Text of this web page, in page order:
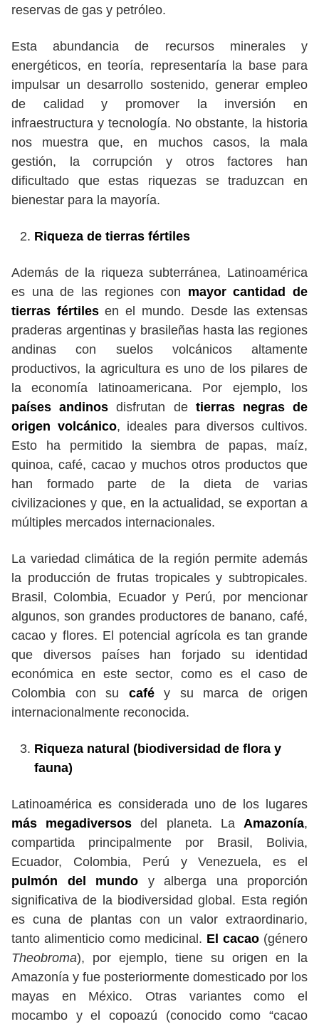
reservas de gas y petróleo.
Esta abundancia de recursos minerales y
energéticos, en teoría, representaría la base para
impulsar un desarrollo sostenido, generar empleo
de calidad y promover la inversión en
infraestructura y tecnología. No obstante, la historia
nos muestra que, en muchos casos, la mala
gestión, la corrupción y otros factores han
dificultado que estas riquezas se traduzcan en
bienestar para la mayoría.
Riqueza de tierras fértiles
Además de la riqueza subterránea, Latinoamérica
es una de las regiones con mayor cantidad de
tierras fértilesen el mundo. Desde las extensas
praderas argentinas y brasileñas hasta las regiones
andinas con suelos volcánicos altamente
productivos, la agricultura es uno de los pilares de
la economía latinoamericana. Por ejemplo, los
países andinos disfrutan de tierras negras de
origen volcánico, ideales para diversos cultivos.
Esto ha permitido la siembra de papas, maíz,
quinoa, café, cacao y muchos otros productos que
han formado parte de la dieta de varias
civilizaciones y que, en la actualidad, se exportan a
múltiples mercados internacionales.
La variedad climática de la región permite además
la producción de frutas tropicales y subtropicales.
Brasil, Colombia, Ecuador y Perú, por mencionar
algunos, son grandes productores de banano, café,
cacao y flores. El potencial agrícola es tan grande
que diversos países han forjado su identidad
económica en este sector, como es el caso de
Colombia con su caféy su marca de origen
internacionalmente reconocida.
Riqueza natural (biodiversidad de flora y
fauna)
Latinoamérica es considerada uno de los lugares
más megadiversos del planeta. LaAmazonía,
compartida principalmente por Brasil, Bolivia,
Ecuador, Colombia, Perú y Venezuela, es el
pulmón del mundo y alberga una proporción
significativa de la biodiversidad global. Esta región
es cuna de plantas con un valor extraordinario,
tanto alimenticio como medicinal. El cacao (género
Theobroma), por ejemplo, tiene su origen en la
Amazonía y fue posteriormente domesticado por los
mayas en México. Otras variantes como el
mocambo y el copoazú (conocido como “cacao